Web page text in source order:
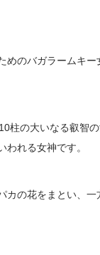
のバガラームキ
の大いなる叡智
れる女神です。
の花をまとい、